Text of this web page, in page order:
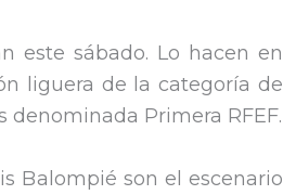
este sábado. Lo hacen en
liguera de la categoría de
denominada Primera RFEF.
Balompié son el escenario